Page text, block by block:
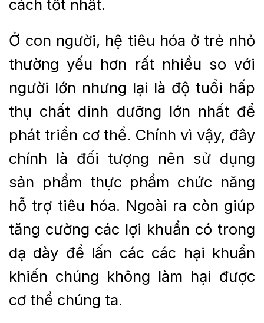
cách tốt nhất.
Ở con người, hệ tiêu hóa ở trẻ nhỏ
thường yếu hơn rất nhiều so với
người lớn nhưng lại là độ tuổi hấp
thụ chất dinh dưỡng lớn nhất để
phát triển cơ thể. Chính vì vậy, đây
chính là đối tượng nên sử dụng
sản phẩm thực phẩm chức năng
hỗ trợ tiêu hóa. Ngoài ra còn giúp
tăng cường các lợi khuẩn có trong
dạ dày để lấn các các hại khuẩn
khiến chúng không làm hại được
cơ thể chúng ta.